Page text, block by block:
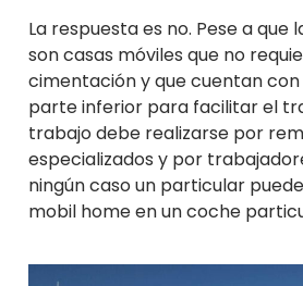
La respuesta es no. Pese a que
son casas móviles que no
cimentación y que cuentan con
parte inferior para facilitar el
trabajo debe realizarse por
especializados y por
ningún caso un particular
mobil home en un coche